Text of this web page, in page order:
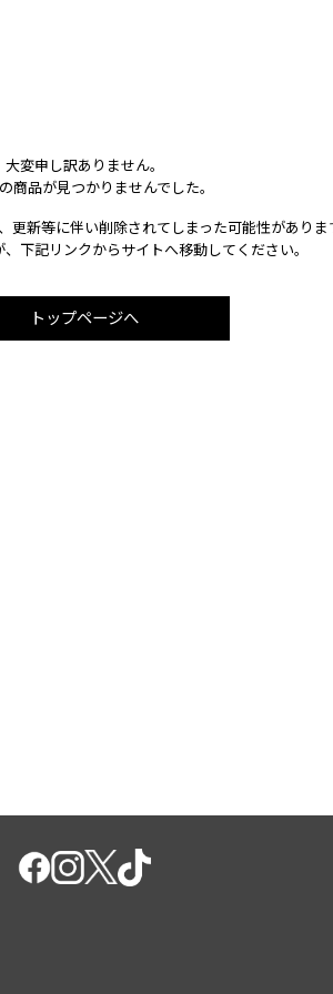
大変申し訳ありません。
商品が見つかりませんでした。
更新等に伴い削除されてしまった可能性がありま
下記リンクからサイトへ移動してください。
トップページへ